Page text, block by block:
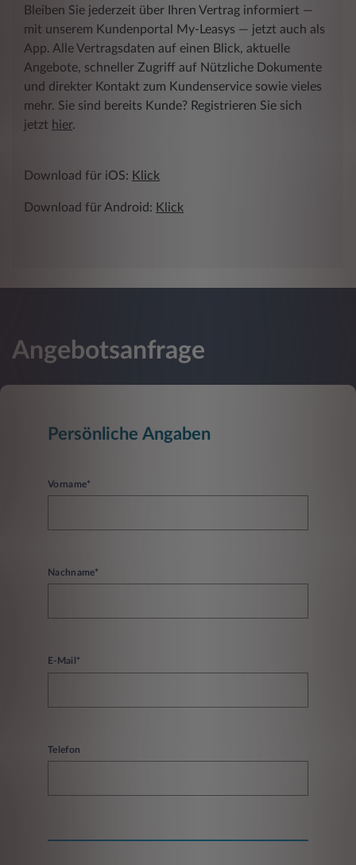
Bleiben Sie jederzeit über Ihren Vertrag informiert ―
mit unserem Kundenportal My-Leasys ― jetzt auch als
App. Alle Vertragsdaten auf einen Blick, aktuelle
Angebote, schneller Zugriff auf Nützliche Dokumente
und direkter Kontakt zum Kundenservice sowie vieles
mehr. Sie sind bereits Kunde? Registrieren Sie sich
jetzt hier.
Download für iOS: Klick
Download für Android: Klick
Angebotsanfrage
Persönliche Angaben
Vorname*
Nachname*
E-Mail*
Telefon